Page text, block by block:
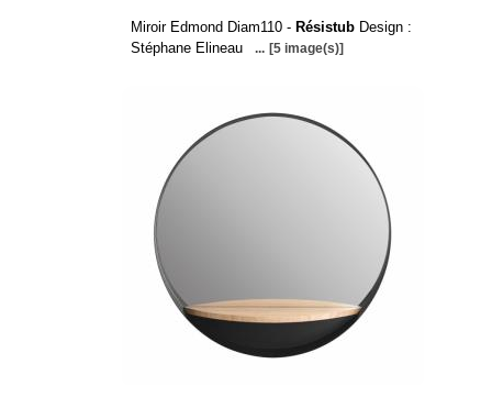
Miroir Edmond Diam110 - RésistubDesign :
Stéphane Elineau
... [5 image(s)]